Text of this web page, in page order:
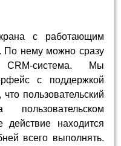
с работающим
По нему можно сразу
система. Мы
с поддержкой
пользовательский
действие находится
всего выполнять.